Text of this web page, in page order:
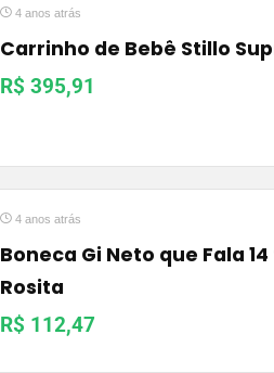
4 anos atrás
Carrinho de Bebê Stillo
R$ 395,91
4 anos atrás
Boneca Gi Neto que Fala
Rosita
R$ 112,47